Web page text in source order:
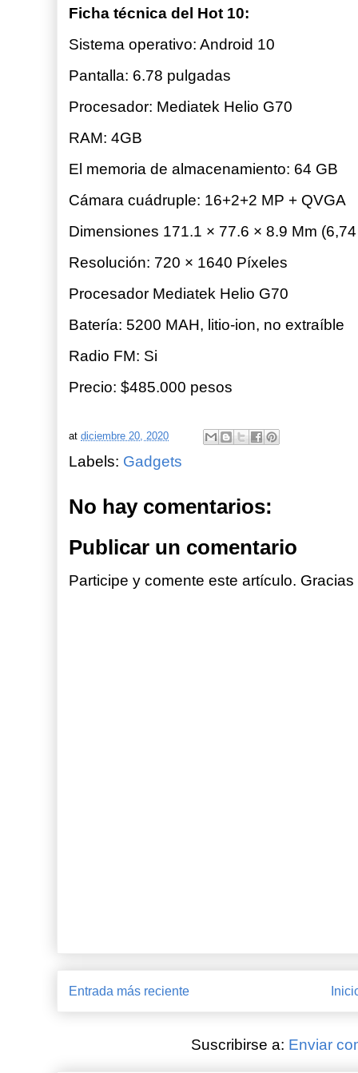
Ficha técnica del Hot 10:
Sistema operativo: Android 10
Pantalla: 6.78 pulgadas
Procesador: Mediatek Helio G70
RAM: 4GB
El memoria de almacenamiento: 64 GB
Cámara cuádruple: 16+2+2 MP + QVGA
Dimensiones 171.1 × 77.6 × 8.9 Mm
Resolución: 720 × 1640 Píxeles
Procesador Mediatek Helio G70
Batería: 5200 MAH, litio-ion, no extraíble
Radio FM: Si
Precio: $485.000 pesos
atdiciembre 20, 2020
Labels: Gadgets
No hay comentarios:
Publicar un comentario
Participe y comente este artículo. Gracias
Entrada más reciente
Suscribirse a: Enviar